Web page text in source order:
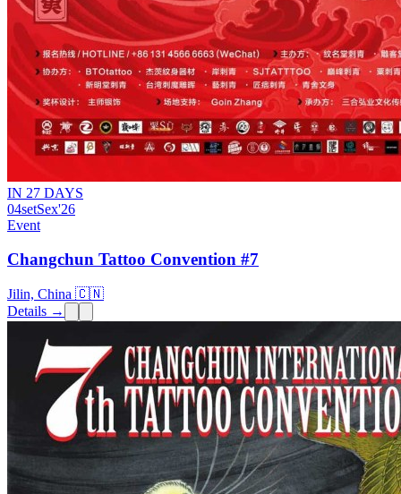
IN 27 DAYS
04setSex'26
Event
Changchun Tattoo Convention #7
Jilin, China 🇨🇳
Details →